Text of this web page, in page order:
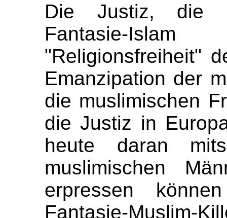
Die Justiz, die
Fantasie-
"Religionsfreiheit"
Emanzipation der
die muslimischen
die Justiz in
heute daran
muslimischen
erpressen
Fantasie-Muslim-